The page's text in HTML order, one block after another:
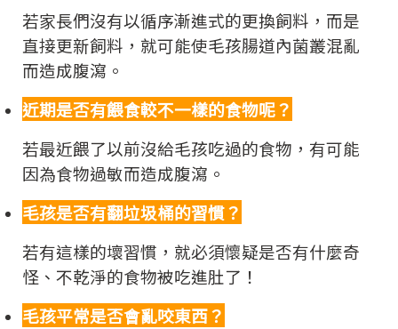
若家長們沒有以循序漸進式的更換飼料，而是
直接更新飼料，就可能使毛孩腸道內菌叢混亂
而造成腹瀉。
近期是否有餵食較不一樣的食物呢？
若最近餵了以前沒給毛孩吃過的食物，有可能
因為食物過敏而造成腹瀉。
毛孩是否有翻垃圾桶的習慣？
若有這樣的壞習慣，就必須懷疑是否有什麼奇
怪、不乾淨的食物被吃進肚了！
毛孩平常是否會亂咬東西？